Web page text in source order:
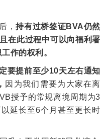
，持有过桥签证BVA仍然
在此过程中可以向福利署
作的权利。
要提前至少10天左右通知
因为我们需要为大家在离
授予的常规离境周期为3
延长至6个月甚至更长时